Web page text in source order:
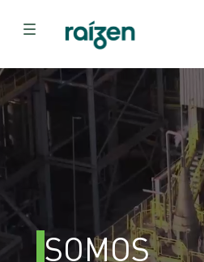
SOMOS